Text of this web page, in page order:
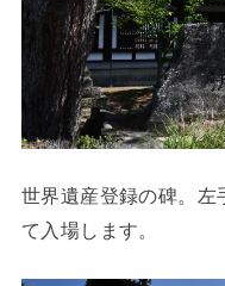
世界遺産登録の碑。左
て入場します。